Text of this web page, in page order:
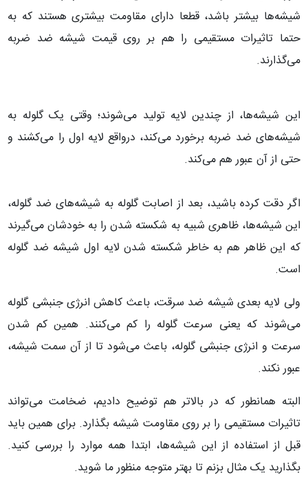
شیشه‌ها بیشتر باشد، قطعا دارای مقاومت بیشتری هستند که به
حتما تاثیرات مستقیمی را هم بر روی قیمت شیشه ضد ضربه
می‌گذارند.
این شیشه‌ها، از چندین لایه تولید می‌شوند؛ وقتی یک گلوله به
شیشه‌های ضد ضربه برخورد می‌کند، درواقع لایه اول را می‌کشند و
حتی از آن عبور هم می‌کند.
اگر دقت کرده باشید، بعد از اصابت گلوله به شیشه‌های ضد گلوله،
این شیشه‌ها، ظاهری شبیه به شکسته شدن را به خودشان می‌گیرند
که این ظاهر هم به خاطر شکسته شدن لایه اول شیشه ضد گلوله
است.
ولی لایه بعدی شیشه ضد سرقت، باعث کاهش انرژی جنبشی گلوله
می‌شوند که یعنی سرعت گلوله را کم می‌کنند. همین کم شدن
سرعت و انرژی جنبشی گلوله، باعث می‌شود تا از آن سمت شیشه،
عبور نکند.
البته همانطور که در بالاتر هم توضیح دادیم، ضخامت می‌تواند
تاثیرات مستقیمی را بر روی مقاومت شیشه بگذارد. برای همین باید
قبل از استفاده از این شیشه‌ها، ابتدا همه موارد را بررسی کنید.
بگذارید یک مثال بزنم تا بهتر متوجه منظور ما شوید.